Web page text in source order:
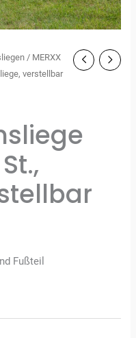
/ MERXX
verstellbar
Fußteil